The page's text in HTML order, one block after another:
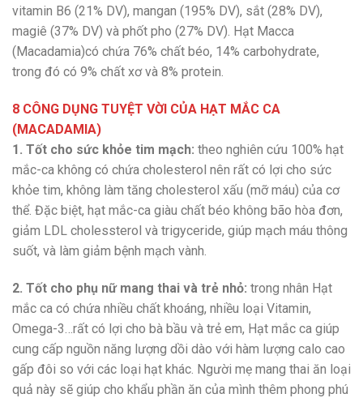
vitamin B6 (21% DV), mangan (195% DV), sắt (28% DV),
magiê (37% DV) và phốt pho (27% DV). Hạt Macca
(Macadamia)có chứa 76% chất béo, 14% carbohydrate,
trong đó có 9% chất xơ và 8% protein.
8 CÔNG DỤNG TUYỆT VỜI CỦA HẠT MẮC CA
(MACADAMIA)
1. Tốt cho sức khỏe tim mạch: theo nghiên cứu 100% hạt
mắc-ca không có chứa cholesterol nên rất có lợi cho sức
khỏe tim, không làm tăng cholesterol xấu (mỡ máu) của cơ
thể. Đặc biệt, hạt mắc-ca giàu chất béo không bão hòa đơn,
giảm LDL cholessterol và trigyceride, giúp mạch máu thông
suốt, và làm giảm bệnh mạch vành.
2. Tốt cho phụ nữ mang thai và trẻ nhỏ: trong nhân Hạt
mắc ca có chứa nhiều chất khoáng, nhiều loại Vitamin,
Omega-3…rất có lợi cho bà bầu và trẻ em, Hạt mắc ca giúp
cung cấp nguồn năng lượng dồi dào với hàm lượng calo cao
gấp đôi so với các loại hạt khác. Người mẹ mang thai ăn loại
quả này sẽ giúp cho khẩu phần ăn của mình thêm phong phú